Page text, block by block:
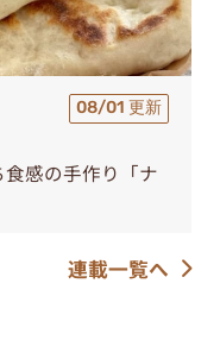
08/01 更新
感の手作り「ナ
連載一覧へ